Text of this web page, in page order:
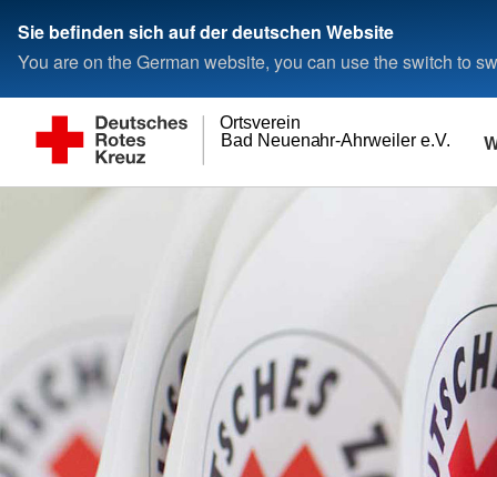
Sie befinden sich auf der deutschen Website
You are on the German website, you can use the switch to
Bad Neuenahr-Ahrweiler e.V.
Ortsverein